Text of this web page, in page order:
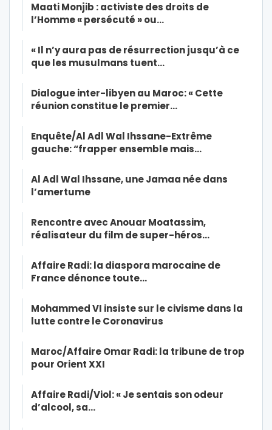
Maati Monjib : activiste des droits de
l’Homme « persécuté » ou…
« Il n’y aura pas de résurrection jusqu’à ce
que les musulmans tuent…
Dialogue inter-libyen au Maroc: « Cette
réunion constitue le premier…
Enquête/Al Adl Wal Ihssane-Extrême
gauche: “frapper ensemble mais…
Al Adl Wal Ihssane, une Jamaa née dans
l’amertume
Rencontre avec Anouar Moatassim,
réalisateur du film de super-héros…
Affaire Radi: la diaspora marocaine de
France dénonce toute…
Mohammed VI insiste sur le civisme dans la
lutte contre le Coronavirus
Maroc/Affaire Omar Radi: la tribune de trop
pour Orient XXI
Affaire Radi/Viol: « Je sentais son odeur
d’alcool, sa…